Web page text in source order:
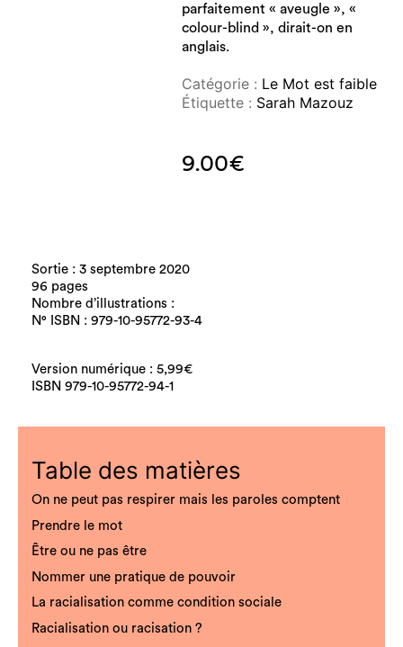
parfaitement « aveugle », «
colour-blind », dirait-on en
anglais.
Catégorie : Le Mot est faible
Étiquette : Sarah Mazouz
9.00€
Sortie : 3 septembre 2020
96 pages
Nombre d’illustrations :
N° ISBN : 979-10-95772-93-4
Version numérique : 5,99€
ISBN 979-10-95772-94-1
Table des matières
On ne peut pas respirer mais les paroles comptent
Prendre le mot
Être ou ne pas être
Nommer une pratique de pouvoir
La racialisation comme condition sociale
Racialisation ou racisation ?